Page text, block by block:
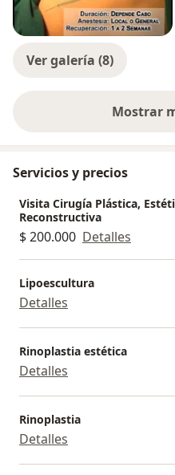
Ver galería (8)
Mostrar
Servicios y precios
Visita Cirugía Plástica,
Reconstructiva
$ 200.000 Detalles
Lipoescultura
Detalles
Rinoplastia estética
Detalles
Rinoplastia
Detalles